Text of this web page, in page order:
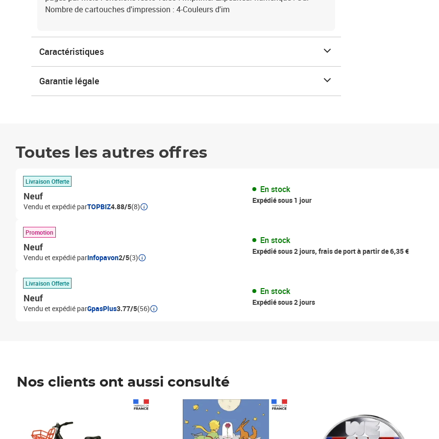
Nombre de cartouches d'impression : 4-Couleurs d'im
Caractéristiques
Garantie légale
Toutes les autres offres
Livraison Offerte
Neuf
Vendu et expédié parTOPBIZ4.88/5(8)
En stock
Expédié sous 1 jour
Promotion
Neuf
Vendu et expédié parInfopavon2/5(3)
En stock
Expédié sous 2 jours, frais de port à partir de 6,35 €
Livraison Offerte
Neuf
Vendu et expédié parGpasPlus3.77/5(56)
En stock
Expédié sous 2 jours
Nos clients ont aussi consulté
Prix 7,50€